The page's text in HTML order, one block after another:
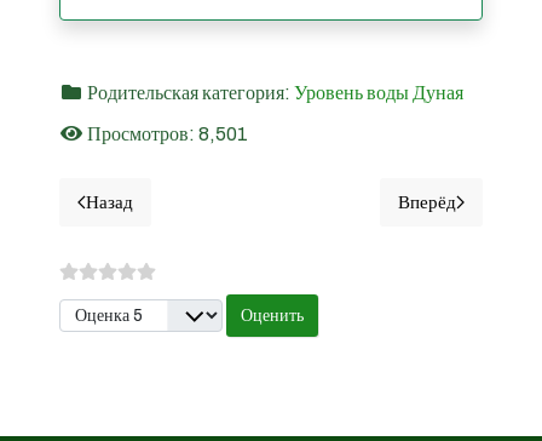
Родительская категория: Уровень воды Дуная
Просмотров: 8,501
Предыдущий материал: Гpуя - Уровни воды Дуная за
Назад
Следующий
Вперёд
Пожалуйста, оцените